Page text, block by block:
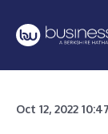
Oct 12, 2022